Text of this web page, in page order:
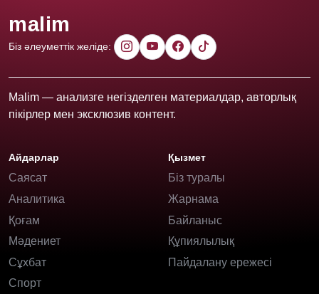
malim
Біз әлеуметтік желіде:
Malim — анализге негізделген материалдар, авторлық
пікірлер мен эксклюзив контент.
Айдарлар
Саясат
Аналитика
Қоғам
Мәдениет
Сұхбат
Спорт
Қызмет
Біз туралы
Жарнама
Байланыс
Құпиялылық
Пайдалану ережесі